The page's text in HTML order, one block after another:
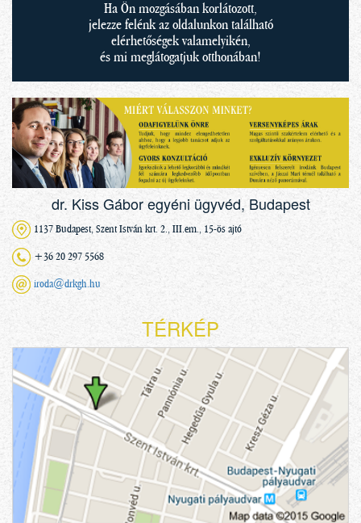
Ha Ön mozgásában korlátozott,
jelezze felénk az oldalunkon található
elérhetőségek valamelyikén,
és mi meglátogatjuk otthonában!
dr. Kiss Gábor egyéni ügyvéd, Budapest
1137 Budapest, Szent István krt. 2., III.em., 15-ös ajtó
+36 20 297 5568
iroda@drkgh.hu
TÉRKÉP